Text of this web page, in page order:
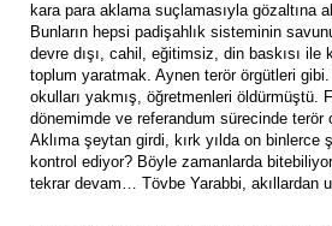
kara para aklama suçlamasıyla gözaltına
Bunların hepsi padişahlık sisteminin
devre dışı, cahil, eğitimsiz, din baskısı ile
toplum yaratmak. Aynen terör örgütleri gibi.
okulları yakmış, öğretmenleri öldürmüştü.
dönemimde ve referandum sürecinde terör
Aklıma şeytan girdi, kırk yılda on binlerce
kontrol ediyor? Böyle zamanlarda
tekrar devam… Tövbe Yarabbi, akıllardan